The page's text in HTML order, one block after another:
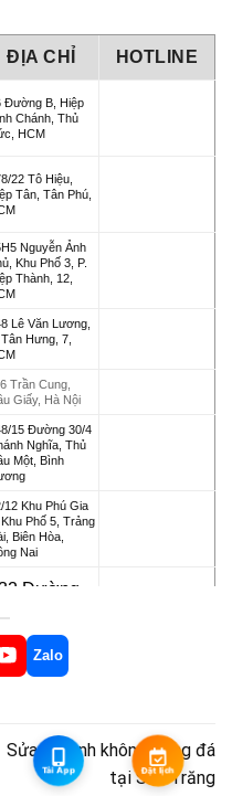
ĐỊA CHỈ HOTLINE
Đường B, Hiệp
Chánh, Thủ
HCM
22 Tô Hiệu,
Tân, Tân Phú,
Nguyễn Ảnh
Khu Phố 3, P.
Thành, 12,
Lê Văn Lương,
Tân Hưng, 7,
Trần Cung,
Giấy, Hà Nội
15 Đường 30/4
Nghĩa, Thủ
Một, Bình
12 Khu Phú Gia
Phố 5, Trảng
Biên Hòa,
Nai
Đường
KĐC
P. An
Ninh
Thơ
23F Phạm Thái
Zalo
Sửa tủ lạnh không đông đá
tại Sóc Trăng
Tải App Đặt lịch